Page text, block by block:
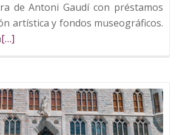
de Antoni Gaudí con préstamos
artística y fondos museográficos.
Leer
Colección
FUNDOS
refuerza
[…]